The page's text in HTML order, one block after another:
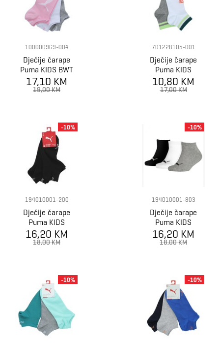
100000969-004
Dječije čarape
Puma KIDS BWT
SNEAKER 3P
17,10 KM
19,00 KM
701228105-001
Dječije čarape
Puma KIDS
HERITAGE
STRIPE
10,80 KM
17,00 KM
194010001-200
Dječije čarape
Puma KIDS
INVISIBLE 3P
16,20 KM
18,00 KM
-10%
194010001-803
Dječije čarape
Puma KIDS
INVISIBLE 3P
16,20 KM
18,00 KM
-10%
-10% -10%